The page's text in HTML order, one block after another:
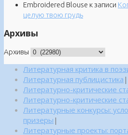
Embroidered Blouse к записи
целую твою грудь
Архивы
Архивы
Литературная критика в
Литературная публицистика |
Литературно-критические
Литературно-критические
Литературные конкурсы:
призеры |
Литературные проекты: